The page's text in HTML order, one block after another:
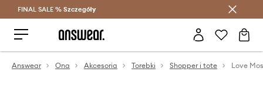
Oszczędzaj z Answear Club >
FINAL SALE % Szczegóły
Answear Ona Akcesoria Torebki Shopper i tote Love